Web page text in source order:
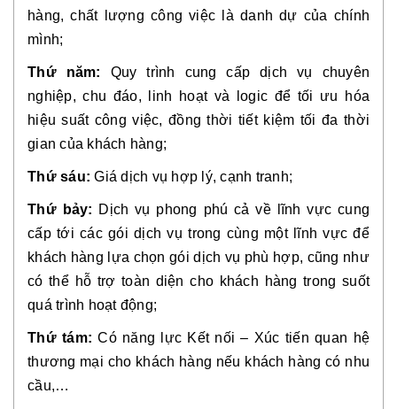
hàng, chất lượng công việc là danh dự của chính
mình;
Thứ năm: Quy trình cung cấp dịch vụ chuyên
nghiệp, chu đáo, linh hoạt và logic để tối ưu hóa
hiệu suất công việc, đồng thời tiết kiệm tối đa thời
gian của khách hàng;
Thứ sáu: Giá dịch vụ hợp lý, cạnh tranh;
Thứ bảy: Dịch vụ phong phú cả về lĩnh vực cung
cấp tới các gói dịch vụ trong cùng một lĩnh vực để
khách hàng lựa chọn gói dịch vụ phù hợp, cũng như
có thể hỗ trợ toàn diện cho khách hàng trong suốt
quá trình hoạt động;
Thứ tám: Có năng lực Kết nối – Xúc tiến quan hệ
thương mại cho khách hàng nếu khách hàng có nhu
cầu,…